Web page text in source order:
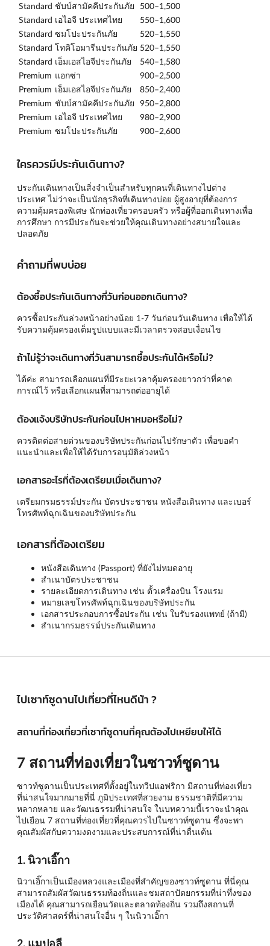
Standard ชับบ์สามัคคีประกันภัย
500–1,500
Standard เอไอจี ประเทศไทย
550–1,600
Standard ซมโปะประกันภัย
520–1,550
Standard โทคิโอมารีนประกันภัย 520–1,550
Standard เอ็มเอสไอจีประกันภัย
540–1,580
Premium แอกซ่า
900–2,500
Premium เอ็มเอสไอจีประกันภัย
850–2,400
Premium ชับบ์สามัคคีประกันภัย 950–2,800
Premium เอไอจี ประเทศไทย
980–2,900
Premium ซมโปะประกันภัย 900–2,600
ใครควรมีประกันเดินทาง?
ประกันเดินทางเป็นสิ่งจำเป็นสำหรับทุกคนที่เดินทางไปต่าง
ประเทศ ไม่ว่าจะเป็นนักธุรกิจที่เดินทางบ่อย ผู้สูงอายุที่ต้องการ
ความคุ้มครองพิเศษ นักท่องเที่ยวครอบครัว หรือผู้ที่ออกเดินทางเพื่อ
การศึกษา การมีประกันจะช่วยให้คุณเดินทางอย่างสบายใจและ
ปลอดภัย
คำถามที่พบบ่อย
ต้องซื้อประกันเดินทางกี่วันก่อนออกเดินทาง?
ควรซื้อประกันล่วงหน้าอย่างน้อย 1-7 วันก่อนวันเดินทาง เพื่อให้ได้
รับความคุ้มครองเต็มรูปแบบและมีเวลาตรวจสอบเงื่อนไข
ถ้าไม่รู้ว่าจะเดินทางกี่วันสามารถซื้อประกันได้หรือไม่?
ได้ค่ะ สามารถเลือกแผนที่มีระยะเวลาคุ้มครองยาวกว่าที่คาด
การณ์ไว้ หรือเลือกแผนที่สามารถต่ออายุได้
ต้องแจ้งบริษัทประกันก่อนไปหาหมอหรือไม่?
ควรติดต่อสายด่วนของบริษัทประกันก่อนไปรักษาตัว เพื่อขอคำ
แนะนำและเพื่อให้ได้รับการอนุมัติล่วงหน้า
เอกสารอะไรที่ต้องเตรียมเมื่อเดินทาง?
เตรียมกรมธรรม์ประกัน บัตรประชาชน หนังสือเดินทาง และเบอร์
โทรศัพท์ฉุกเฉินของบริษัทประกัน
เอกสารที่ต้องเตรียม
หนังสือเดินทาง (Passport) ที่ยังไม่หมดอายุ
สำเนาบัตรประชาชน
รายละเอียดการเดินทาง เช่น ตั้วเครื่องบิน โรงแรม
หมายเลขโทรศัพท์ฉุกเฉินของบริษัทประกัน
เอกสารประกอบการซื้อประกัน เช่น ใบรับรองแพทย์ (ถ้ามี)
สำเนากรมธรรม์ประกันเดินทาง
ไปเซาท์ซูดานไปเที่ยวที่ไหนดีน้า ?
สถานที่ท่องเที่ยวที่เซาท์ซูดานที่คุณต้องไปเหยียบให้ได้
7 สถานที่ท่องเที่ยวในซาวท์ซูดาน
ซาวท์ซูดานเป็นประเทศที่ตั้งอยู่ในทวีปแอฟริกา มีสถานที่ท่องเที่ยว
ที่น่าสนใจมากมายที่นี่ ภูมิประเทศที่สวยงาม ธรรมชาติที่มีความ
หลากหลาย และวัฒนธรรมที่น่าสนใจ ในบทความนี้เราจะนำคุณ
ไปเยือน 7 สถานที่ท่องเที่ยวที่คุณควรไปในซาวท์ซูดาน ซึ่งจะพา
คุณสัมผัสกับความงดงามและประสบการณ์ที่น่าตื่นเต้น
1. นิวาเอิ๊กา
นิวาเอิ๊กาเป็นเมืองหลวงและเมืองที่สำคัญของซาวท์ซูดาน ที่นี่คุณ
สามารถสัมผัสวัฒนธรรมท้องถิ่นและชมสถาปัตยกรรมที่น่าทึ่งของ
เมืองได้ คุณสามารถเยือนวัดและตลาดท้องถิ่น รวมถึงสถานที่
ประวัติศาสตร์ที่น่าสนใจอื่น ๆ ในนิวาเอิ๊กา
2. แมปอลี